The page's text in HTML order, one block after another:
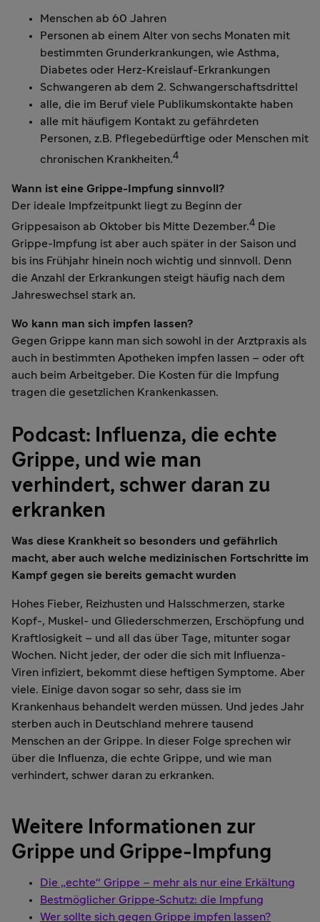
Menschen ab 60 Jahren
Personen ab einem Alter von sechs Monaten mit
bestimmten Grunderkrankungen, wie Asthma,
Diabetes oder Herz-Kreislauf-Erkrankungen
Schwangeren ab dem 2. Schwangerschaftsdrittel
alle, die im Beruf viele Publikumskontakte haben
alle mit häufigem Kontakt zu gefährdeten
Personen, z.B. Pflegebedürftige oder Menschen mit
chronischen Krankheiten.4
Wann ist eine Grippe-Impfung sinnvoll?
Der ideale Impfzeitpunkt liegt zu Beginn der
Grippesaison ab Oktober bis Mitte Dezember.4 Die
Grippe-Impfung ist aber auch später in der Saison und
bis ins Frühjahr hinein noch wichtig und sinnvoll. Denn
die Anzahl der Erkrankungen steigt häufig nach dem
Jahreswechsel stark an.
Wo kann man sich impfen lassen?
Gegen Grippe kann man sich sowohl in der Arztpraxis als
auch in bestimmten Apotheken impfen lassen – oder oft
auch beim Arbeitgeber. Die Kosten für die Impfung
tragen die gesetzlichen Krankenkassen.
Podcast: Influenza, die echte
Grippe, und wie man
verhindert, schwer daran zu
erkranken
Was diese Krankheit so besonders und gefährlich
macht, aber auch welche medizinischen Fortschritte im
Kampf gegen sie bereits gemacht wurden
Hohes Fieber, Reizhusten und Halsschmerzen, starke
Kopf-, Muskel- und Gliederschmerzen, Erschöpfung und
Kraftlosigkeit – und all das über Tage, mitunter sogar
Wochen. Nicht jeder, der oder die sich mit Influenza-
Viren infiziert, bekommt diese heftigen Symptome. Aber
viele. Einige davon sogar so sehr, dass sie im
Krankenhaus behandelt werden müssen. Und jedes Jahr
sterben auch in Deutschland mehrere tausend
Menschen an der Grippe. In dieser Folge sprechen wir
über die Influenza, die echte Grippe, und wie man
verhindert, schwer daran zu erkranken.
Weitere Informationen zur
Grippe und Grippe-Impfung
Die „echte“ Grippe – mehr als nur eine Erkältung
Bestmöglicher Grippe-Schutz: die Impfung
Wer sollte sich gegen Grippe impfen lassen?